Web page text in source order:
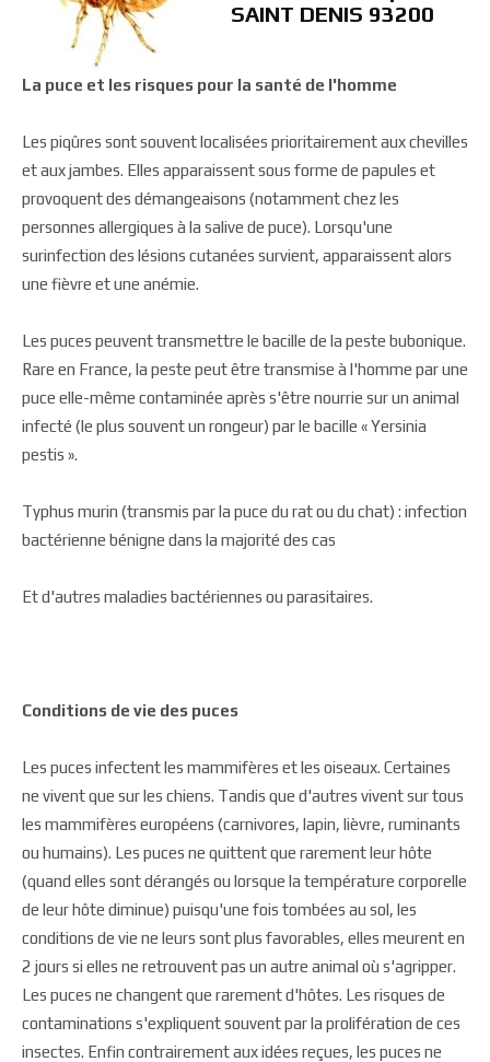
SAINT DENIS 93200
La puce et les risques pour la santé de l'homme
Les piqûres sont souvent localisées prioritairement aux chevilles
et aux jambes. Elles apparaissent sous forme de papules et
provoquent des démangeaisons (notamment chez les
personnes allergiques à la salive de puce). Lorsqu'une
surinfection des lésions cutanées survient, apparaissent alors
une fièvre et une anémie.
Les puces peuvent transmettre le bacille de la peste bubonique.
Rare en France, la peste peut être transmise à l'homme par une
puce elle-même contaminée après s'être nourrie sur un animal
infecté (le plus souvent un rongeur) par le bacille « Yersinia
pestis ».
Typhus murin (transmis par la puce du rat ou du chat) : infection
bactérienne bénigne dans la majorité des cas
Et d'autres maladies bactériennes ou parasitaires.
Conditions de vie des puces
Les puces infectent les mammifères et les oiseaux. Certaines
ne vivent que sur les chiens. Tandis que d'autres vivent sur tous
les mammifères européens (carnivores, lapin, lièvre, ruminants
ou humains). Les puces ne quittent que rarement leur hôte
(quand elles sont dérangés ou lorsque la température corporelle
de leur hôte diminue) puisqu'une fois tombées au sol, les
conditions de vie ne leurs sont plus favorables, elles meurent en
2 jours si elles ne retrouvent pas un autre animal où s'agripper.
Les puces ne changent que rarement d'hôtes. Les risques de
contaminations s'expliquent souvent par la prolifération de ces
insectes. Enfin contrairement aux idées reçues, les puces ne